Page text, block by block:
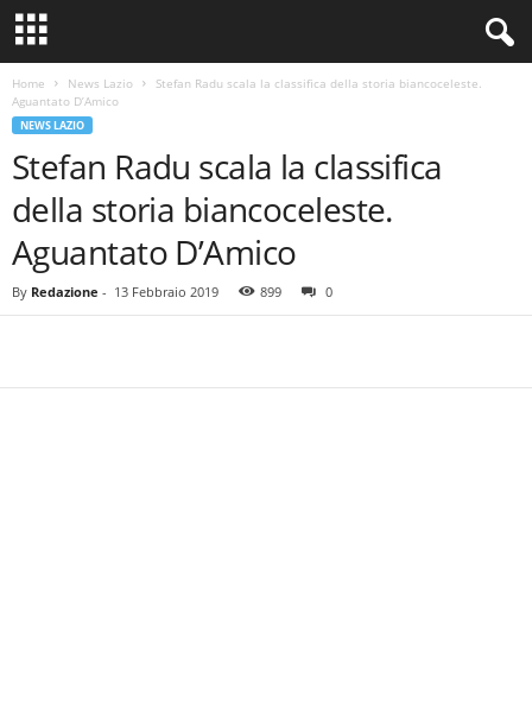
Home News Lazio
Stefan Radu scala la classifica della storia biancoceleste.
Aguantato D’Amico
NEWS LAZIO
Stefan Radu scala la classifica
della storia biancoceleste.
Aguantato D’Amico
By Redazione - 13 Febbraio 2019 899 0